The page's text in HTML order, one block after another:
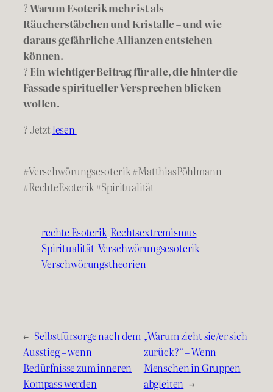
?Warum Esoterik mehr ist als
Räucherstäbchen und Kristalle – und wie
daraus gefährliche Allianzen entstehen
können.
? Ein wichtiger Beitrag für alle, die hinter die
Fassade spiritueller Versprechen blicken
wollen.
? Jetztlesen
#Verschwörungsesoterik #MatthiasPöhlmann
#RechteEsoterik #Spiritualität
rechte Esoterik Rechtsextremismus
Spiritualität Verschwörungsesoterik
Verschwörungstheorien
← Selbstfürsorge nach dem
Ausstieg – wenn
Bedürfnisse zum inneren
Kompass werden
„Warum zieht sie/er sich
zurück?“ – Wenn
Menschen in Gruppen
abgleiten →